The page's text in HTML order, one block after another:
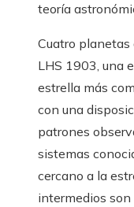
teoría
Cuatro planetas
LHS 1903, una
estrella más
con una
patrones
sistemas
cercano a la
intermedios son